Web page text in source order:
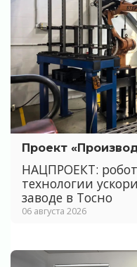
Проект
НАЦПРОЕКТ:
технологии
заводе в Тосно
06 августа 2026